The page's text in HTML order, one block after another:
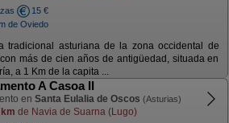
15 €
de Oviedo
tradicional asturiana de la zona occidental de
más de cien años de antigüedad, situada en
a 1 Km de la capita ...
A Casoa II
en Santa Eulalia de Oscos (Asturias)
de Navia de Suarna (Lugo)